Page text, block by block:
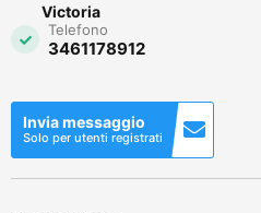
Victoria
Telefono
3461178912
Invia messaggio
Solo per utenti registrati